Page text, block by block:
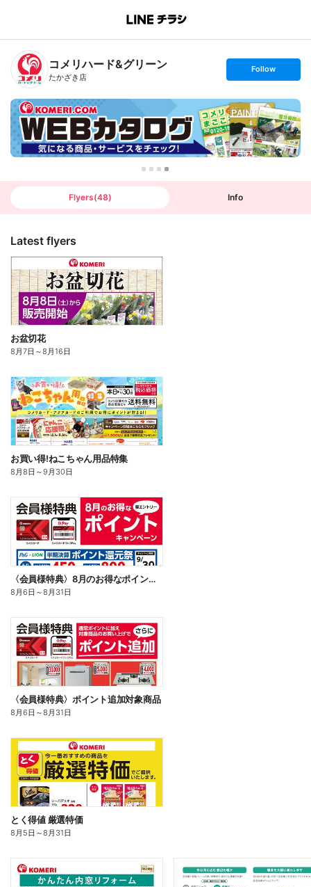
B
n
T
コメリハード&グリーン
たかざき店
s
t
o
l
l
o
w
Follow
Flyers(48) Info
Latest flyers
お盆切花
8月7日 ～8月16日
お買い得!ねこちゃん用品特集
8月8日 ～9月30日
〈会員様特典〉8月のお得なポイントキャンペーン
8月6日 ～8月31日
〈会員様特典〉ポイント追加対象商品
8月6日 ～8月31日
とく得値 厳選特価
8月5日 ～8月31日